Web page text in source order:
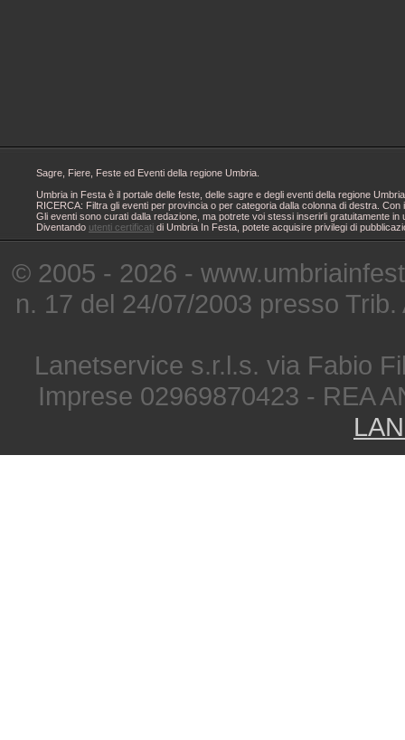
Sagre, Fiere, Feste ed Eventi della regione Umbria.
Umbria in Festa è il portale delle feste, delle sagre e degli eventi della regione
RICERCA: Filtra gli eventi per provincia o per categoria dalla colonna di destra.
Gli eventi sono curati dalla redazione, ma potrete voi stessi inserirli gratuitamente
Diventando utenti certificati di Umbria In Festa, potete acquisire privilegi di
© 2005 - 2026 -
n. 17 del 24/07/2003 presso
Lanetservice s.r.l.s. via Fabio
Imprese 02969870423 - REA